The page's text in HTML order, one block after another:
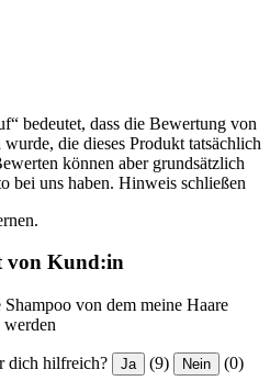
bedeutet, dass die Bewertung von
die dieses Produkt tatsächlich
können aber grundsätzlich
bei uns haben. Hinweis schließen
von Kund:in
von dem meine Haare
dich hilfreich? Ja (9) Nein (0)